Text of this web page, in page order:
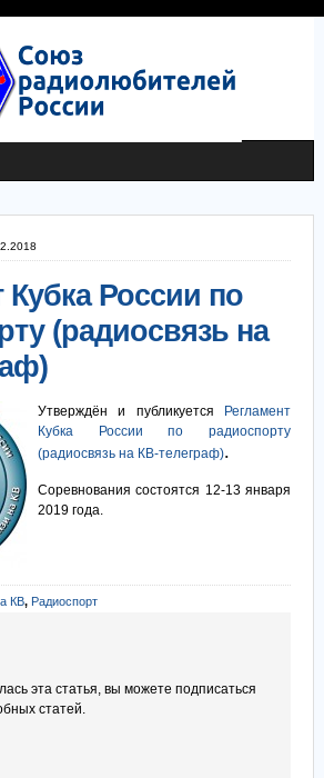
Кубка России по
(радиосвязь на
Утверждён и публикуется
Регламент
Кубка России по радиоспорту
(радиосвязь на КВ-телеграф).
Соревнования состоятся 12-13 января
2019 года.
КВ, Радиоспорт
эта статья, вы можете подписаться
статей.